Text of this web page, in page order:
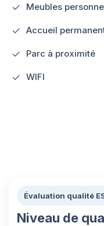
Meubles
Accueil
Parc à proximité
WIFI
Évaluation qualité
Niveau de